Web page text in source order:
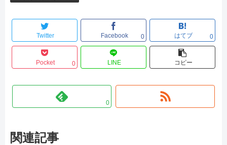
Twitter Facebook 0 はてブ 0
Pocket 0 LINE コピー
0
関連記事